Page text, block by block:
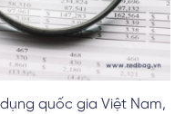
quốc gia Việt Nam,